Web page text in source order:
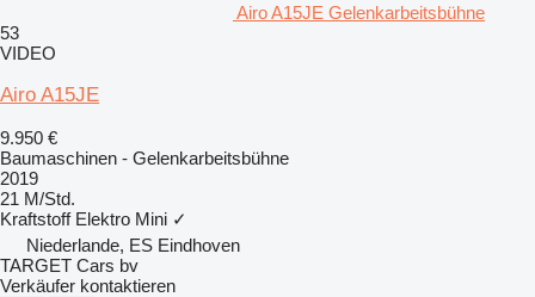
Airo A15JE Gelenkarbeitsbühne
53
VIDEO
Airo A15JE
9.950 €
Baumaschinen - Gelenkarbeitsbühne
2019
21 M/Std.
Kraftstoff Elektro Mini ✓
Niederlande, ES Eindhoven
TARGET Cars bv
Verkäufer kontaktieren